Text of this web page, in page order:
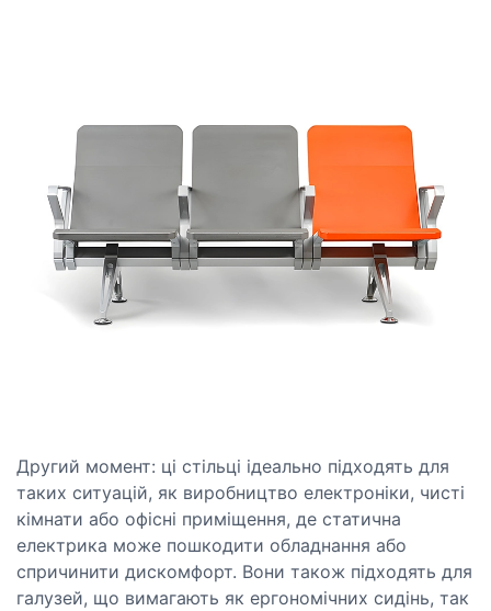
Другий момент: ці стільці ідеально підходять для
таких ситуацій, як виробництво електроніки, чисті
кімнати або офісні приміщення, де статична
електрика може пошкодити обладнання або
спричинити дискомфорт. Вони також підходять для
галузей, що вимагають як ергономічних сидінь, так